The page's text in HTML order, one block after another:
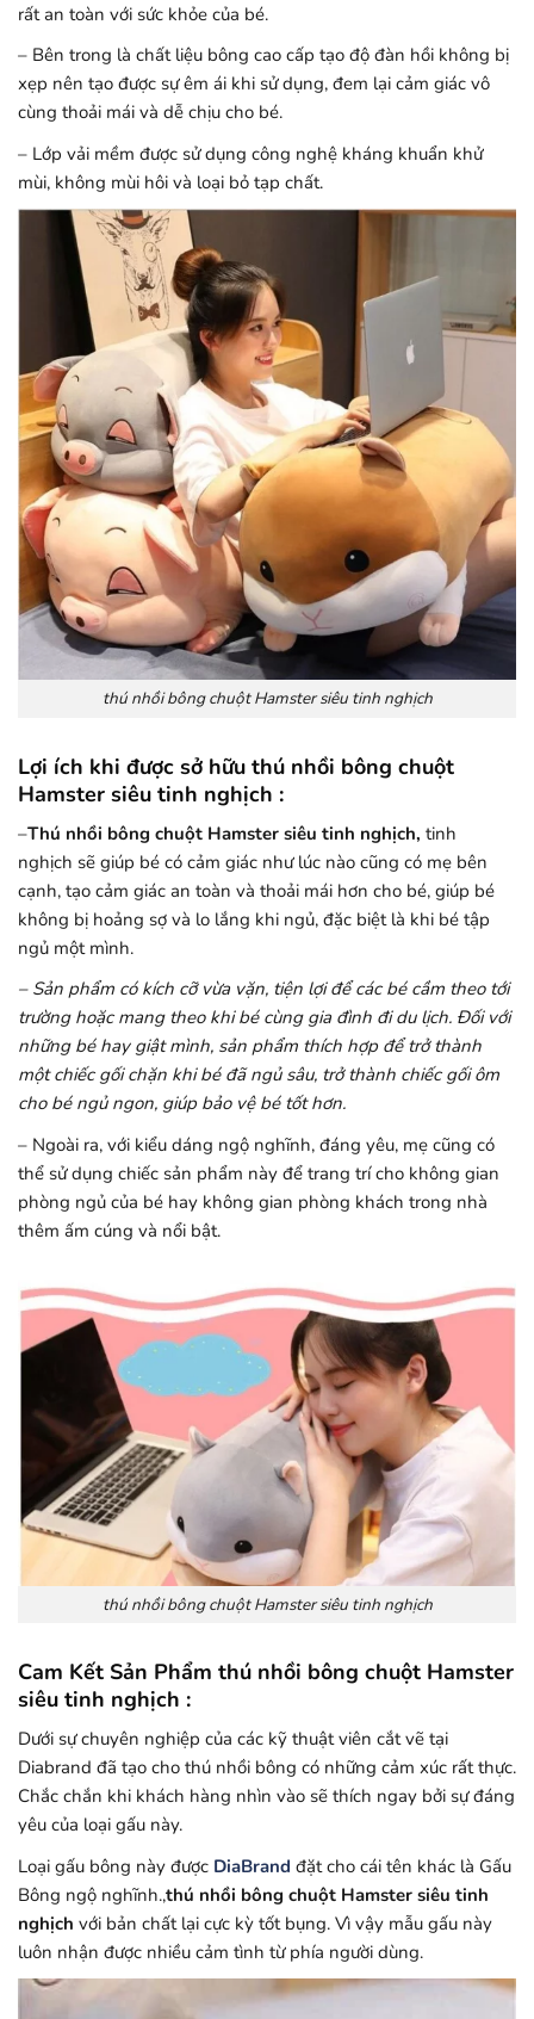
rất an toàn với sức khỏe của bé.
– Bên trong là chất liệu bông cao cấp tạo độ đàn hồi không bị
xẹp nên tạo được sự êm ái khi sử dụng, đem lại cảm giác vô
cùng thoải mái và dễ chịu cho bé.
– Lớp vải mềm được sử dụng công nghệ kháng khuẩn khử
mùi, không mùi hôi và loại bỏ tạp chất.
thú nhồi bông chuột Hamster siêu tinh nghịch
Lợi ích khi được sở hữu thú nhồi bông chuột
Hamster siêu tinh nghịch :
–Thú nhồi bông chuột Hamster siêu tinh nghịch, tinh
nghịch sẽ giúp bé có cảm giác như lúc nào cũng có mẹ bên
cạnh, tạo cảm giác an toàn và thoải mái hơn cho bé, giúp bé
không bị hoảng sợ và lo lắng khi ngủ, đặc biệt là khi bé tập
ngủ một mình.
– Sản phẩm có kích cỡ vừa vặn, tiện lợi để các bé cầm theo tới
trường hoặc mang theo khi bé cùng gia đình đi du lịch. Đối với
những bé hay giật mình, sản phẩm thích hợp để trở thành
một chiếc gối chặn khi bé đã ngủ sâu, trở thành chiếc gối ôm
cho bé ngủ ngon, giúp bảo vệ bé tốt hơn.
– Ngoài ra, với kiểu dáng ngộ nghĩnh, đáng yêu, mẹ cũng có
thể sử dụng chiếc sản phẩm này để trang trí cho không gian
phòng ngủ của bé hay không gian phòng khách trong nhà
thêm ấm cúng và nổi bật.
thú nhồi bông chuột Hamster siêu tinh nghịch
Cam Kết Sản Phẩm thú nhồi bông chuột Hamster
siêu tinh nghịch :
Dưới sự chuyên nghiệp của các kỹ thuật viên cắt vẽ tại
Diabrand đã tạo cho thú nhồi bông có những cảm xúc rất thực.
Chắc chắn khi khách hàng nhìn vào sẽ thích ngay bởi sự đáng
yêu của loại gấu này.
Loại gấu bông này được DiaBrand đặt cho cái tên khác là Gấu
Bông ngộ nghĩnh.,thú nhồi bông chuột Hamster siêu tinh
nghịch với bản chất lại cực kỳ tốt bụng. Vì vậy mẫu gấu này
luôn nhận được nhiều cảm tình từ phía người dùng.